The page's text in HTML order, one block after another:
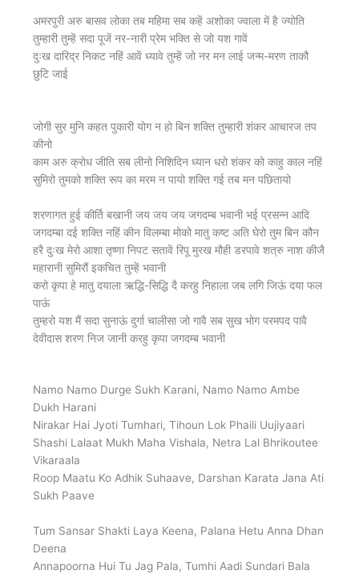
अमरपुरी अरु बासव लोका तब महिमा सब कहें अशोका ज्वाला में है ज्योति
तुम्हारी तुम्हें सदा पूजें नर-नारी प्रेम भक्ति से जो यश गावें
दुःख दारिद्र निकट नहिं आवें ध्यावे तुम्हें जो नर मन लाई जन्म-मरण ताकौ
छुटि जाई
जोगी सुर मुनि कहत पुकारी योग न हो बिन शक्ति तुम्हारी शंकर आचारज तप
कीनो
काम अरु क्रोध जीति सब लीनो निशिदिन ध्यान धरो शंकर को काहु काल नहिं
सुमिरो तुमको शक्ति रूप का मरम न पायो शक्ति गई तब मन पछितायो
शरणागत हुई कीर्ति बखानी जय जय जय जगदम्ब भवानी भई प्रसन्न आदि
जगदम्बा दई शक्ति नहिं कीन विलम्बा मोको मातु कष्ट अति घेरो तुम बिन कौन
हरै दुःख मेरो आशा तृष्णा निपट सतावें रिपू मुरख मौही डरपावे शत्रु नाश कीजै
महारानी सुमिरौं इकचित तुम्हें भवानी
करो कृपा हे मातु दयाला ऋद्धि-सिद्धि दै करहु निहाला जब लगि जिऊं दया फल
पाऊं
तुम्हरो यश मैं सदा सुनाऊं दुर्गा चालीसा जो गावै सब सुख भोग परमपद पावै
देवीदास शरण निज जानी करहु कृपा जगदम्ब भवानी
Namo Namo Durge Sukh Karani, Namo Namo Ambe
Dukh Harani
Nirakar Hai Jyoti Tumhari, Tihoun Lok Phaili Uujiyaari
Shashi Lalaat Mukh Maha Vishala, Netra Lal Bhrikoutee
Vikaraala
Roop Maatu Ko Adhik Suhaave, Darshan Karata Jana Ati
Sukh Paave
Tum Sansar Shakti Laya Keena, Palana Hetu Anna Dhan
Deena
Annapoorna Hui Tu Jag Pala, Tumhi Aadi Sundari Bala